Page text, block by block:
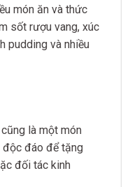
món ăn và thức
sốt rượu vang, xúc
pudding và nhiều
là một món
độc đáo để tặng
đối tác kinh